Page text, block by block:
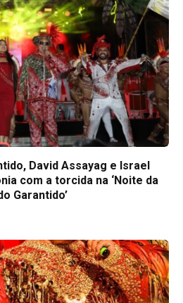
David Assayag e Israel
com a torcida na ‘Noite da
Garantido’